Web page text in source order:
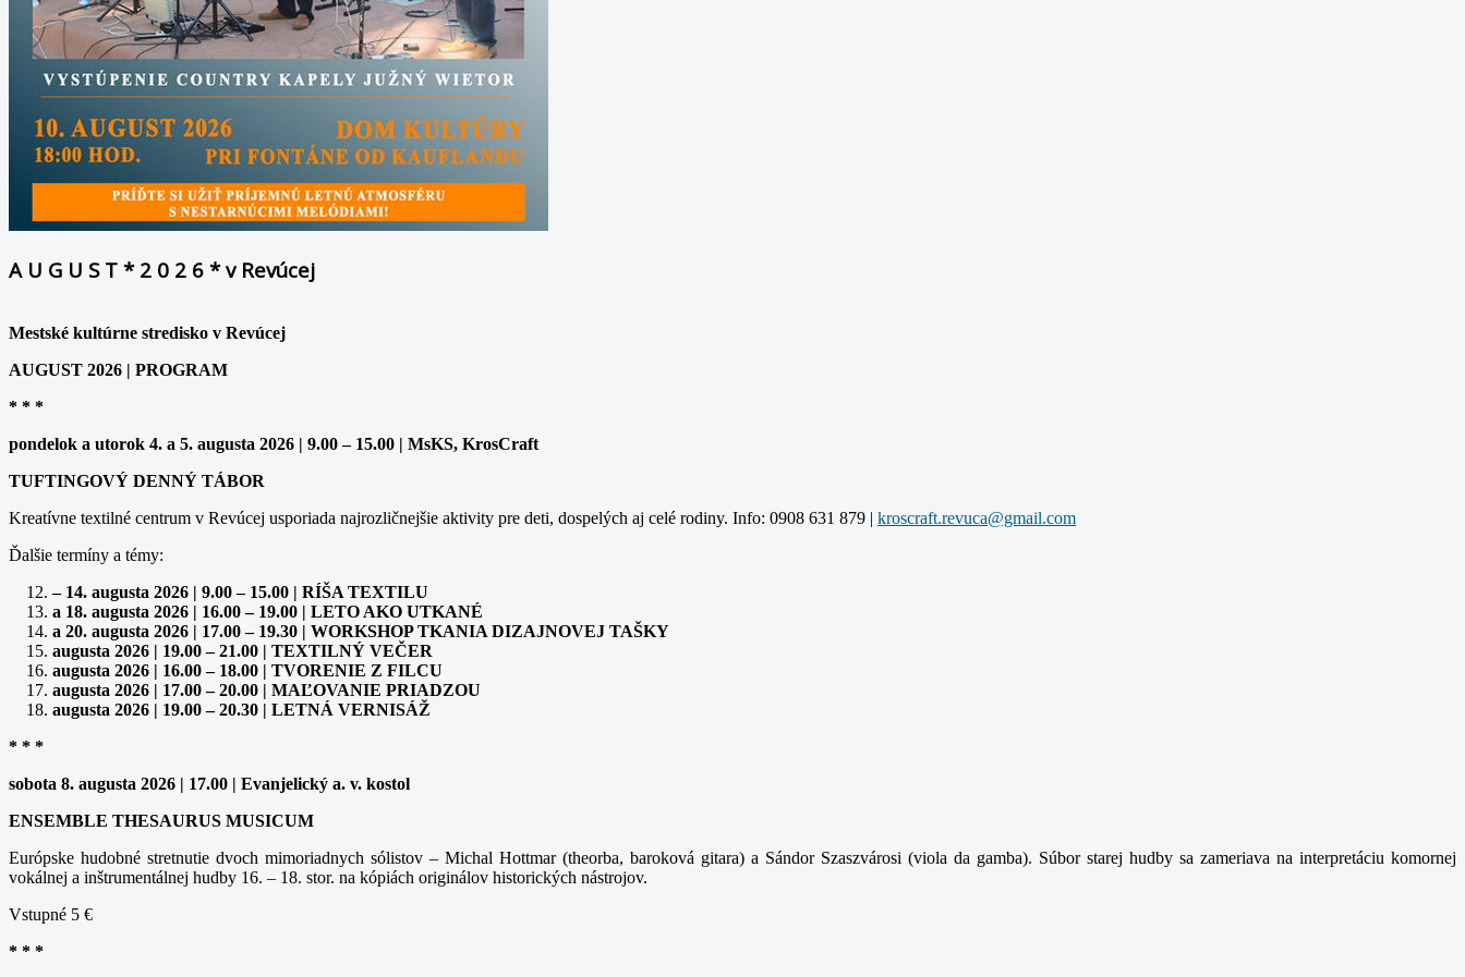
A U G U S T * 2 0 2 6 * v Revúcej
Mestské kultúrne stredisko v Revúcej
AUGUST 2026 | PROGRAM
* * *
pondelok a utorok 4. a 5. augusta 2026 | 9.00 – 15.00 | MsKS, KrosCraft
TUFTINGOVÝ DENNÝ TÁBOR
Kreatívne textilné centrum v Revúcej usporiada najrozličnejšie aktivity pre deti, dospelých aj celé rodiny. Info: 0908 631 879 |
Ďalšie termíny a témy:
– 14. augusta 2026 | 9.00 – 15.00 | RÍŠA TEXTILU
a 18. augusta 2026 | 16.00 – 19.00 | LETO AKO UTKANÉ
a 20. augusta 2026 | 17.00 – 19.30 | WORKSHOP TKANIA DIZAJNOVEJ TAŠKY
augusta 2026 | 19.00 – 21.00 | TEXTILNÝ VEČER
augusta 2026 | 16.00 – 18.00 | TVORENIE Z FILCU
augusta 2026 | 17.00 – 20.00 | MAĽOVANIE PRIADZOU
augusta 2026 | 19.00 – 20.30 | LETNÁ VERNISÁŽ
* * *
sobota 8. augusta 2026 | 17.00 | Evanjelický a. v. kostol
ENSEMBLE THESAURUS MUSICUM
Európske hudobné stretnutie dvoch mimoriadnych sólistov – Michal Hottmar (theorba, baroková gitara) a Sándor Szaszvárosi (viola da gamba). Súbor starej hudby sa zameriava na interpretáciu komornej
vokálnej a inštrumentálnej hudby 16. – 18. stor. na kópiách originálov historických nástrojov.
Vstupné 5 €
* * *